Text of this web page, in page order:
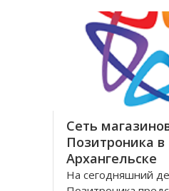
для достижения
прошлом! Сегодня,
колоссальным
области
за лицом и телом
Сеть
Позитроника в
Архангельске
На сегодняшний